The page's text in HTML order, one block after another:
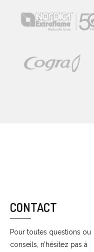
CONTACT
Pour toutes questions ou
conseils, n’hésitez pas à